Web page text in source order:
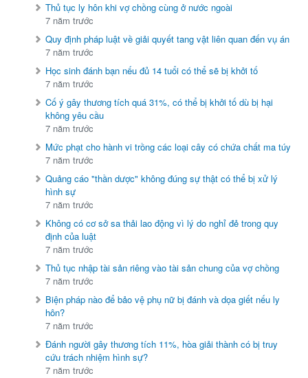
Thủ tục ly hôn khi vợ chồng cùng ở nước ngoài
7 năm trước
Quy định pháp luật về giải quyết tang vật liên quan đến vụ án
7 năm trước
Học sinh đánh bạn nếu đủ 14 tuổi có thể sẽ bị khởi tố
7 năm trước
Cố ý gây thương tích quá 31%, có thể bị khởi tố dù bị hại
không yêu cầu
7 năm trước
Mức phạt cho hành vi trồng các loại cây có chứa chất ma túy
7 năm trước
Quảng cáo "thần dược" không đúng sự thật có thể bị xử lý
hình sự
7 năm trước
Không có cơ sở sa thải lao động vì lý do nghỉ đẻ trong quy
định của luật
7 năm trước
Thủ tục nhập tài sản riêng vào tài sản chung của vợ chồng
7 năm trước
Biện pháp nào để bảo vệ phụ nữ bị đánh và dọa giết nếu ly
hôn?
7 năm trước
Đánh người gây thương tích 11%, hòa giải thành có bị truy
cứu trách nhiệm hình sự?
7 năm trước